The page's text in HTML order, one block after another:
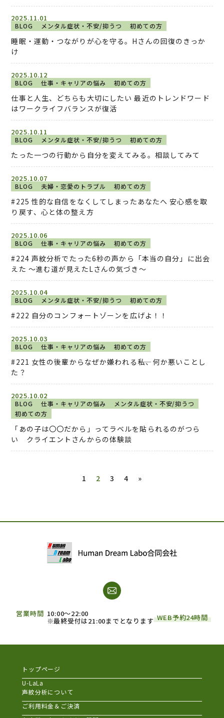
2025.11.01
BLOG メンタル症状・不安/抑うつ 初めての方
睡眠・運動・つながりが心を守る。Hさんの回復のきっか
け
2025.10.12
BLOG 仕事・キャリアの悩み 初めての方
仕事と人生、どちらも大切にしたい 最近のトレンドワード
はワークライフバランスが復活
2025.10.11
BLOG メンタル症状・不安/抑うつ 初めての方
たった一つの行動から自分を変えてみる。相談してみて
2025.10.07
BLOG 夫婦・恋愛のトラブル 初めての方
#225 性的な自信をなくしてしまったあなたへ 安心感を取
り戻す、心と体の整え方
2025.10.06
BLOG 仕事・キャリアの悩み 初めての方
#224 声紋分析でたった6秒の声から「本当の自分」に出会
えた 〜進む道が見えたLさんの気づき〜
2025.10.04
BLOG メンタル症状・不安/抑うつ 初めての方
#222 自分のコンフォートゾーンを広げよ！！
2025.10.03
BLOG 仕事・キャリアの悩み 初めての方
#221 女性の後輩からなぜか嫌われる――私、何か悪いことし
た？
2025.10.02
BLOG 仕事・キャリアの悩み
メンタル症状・不安/抑うつ
初めての方
「あの子は〇〇だから」ってラベルを貼られるのがつら
い クライエントさんからの体験談
1 2 3 4 »
営業時間 10:00～22:00
※最終受付は21:00までとなります WEB予約24時間
トップページ
U-LaLa
声紋分析について
ご利用料金＆ご決済